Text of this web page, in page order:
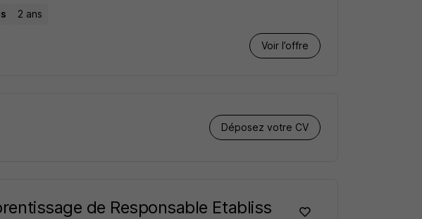
2 ans
Voir l’offre
Déposez votre CV
de Responsable Etabliss